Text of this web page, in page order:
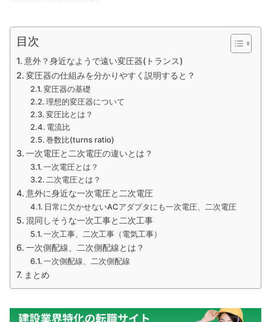
目次
意外？身近なようで遠い変圧器(トランス)
変圧器の仕組みを分かりやすく説明すると？
変圧器の基礎
理想的変圧器について
変圧比とは？
電流比
巻数比(turns ratio)
一次電圧と二次電圧の違いとは？
一次電圧とは？
二次電圧とは？
意外に身近な一次電圧と二次電圧
日常に欠かせないACアダプタにも一次電圧、二次電圧
混同しそうな一次工事と二次工事
一次工事、二次工事（電気工事）
一次側配線、二次側配線とは？
一次側配線、二次側配線
まとめ